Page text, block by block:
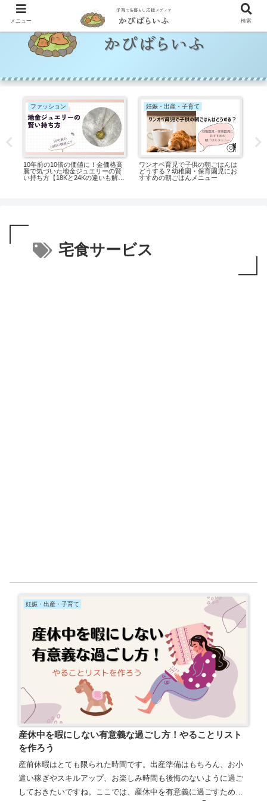
ファッション
10年前の10倍の価値に！金価格高
騰で気づいた地金ジュエリーの賢
い持ち方【18Kと24Kの違いも解
妊娠・出産・子育て
ワンオペ育児で子供の朝ごはんは
どうする？幼稚園・保育園児にお
すすめの朝ごはんメニュー
宅食サービス
妊娠・出産・子育て
産休中を暇にしない有意義な過ごし方！やることリスト
を作ろう
産前休暇はとても限られた時間です。出産準備はもちろん、お小
遣い稼ぎやスキルアップ、お楽しみ時間も後悔のないように過ご
しておきたいですね。ここでは、産休中を有意義に過ごすために
メニュー 検索